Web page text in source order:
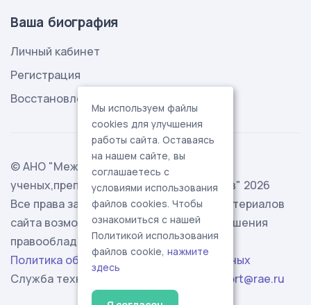
Ваша биография
Личный кабинет
Регистрация
Восстановление пароля
© АНО "Международная ассоциация
ученых,преподавателей и специалистов" 2026
Все права защищены. Использование материалов
сайта возможно исключительно с разрешения
правообладателя.
Политика обработки персональных данных
Служба технической поддержки -
support@rae.ru
Мы используем файлы
cookies для улучшения
работы сайта. Оставаясь
на нашем сайте, вы
соглашаетесь с
условиями использования
файлов cookies. Чтобы
ознакомиться с нашей
Политикой использования
файлов cookie, нажмите
здесь